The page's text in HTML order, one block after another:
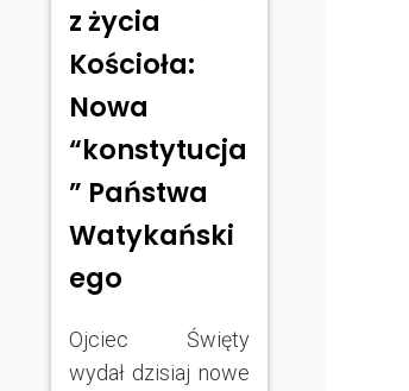
z życia
Kościoła:
Nowa
“konstytucja
” Państwa
Watykański
ego
Ojciec Święty
wydał dzisiaj nowe